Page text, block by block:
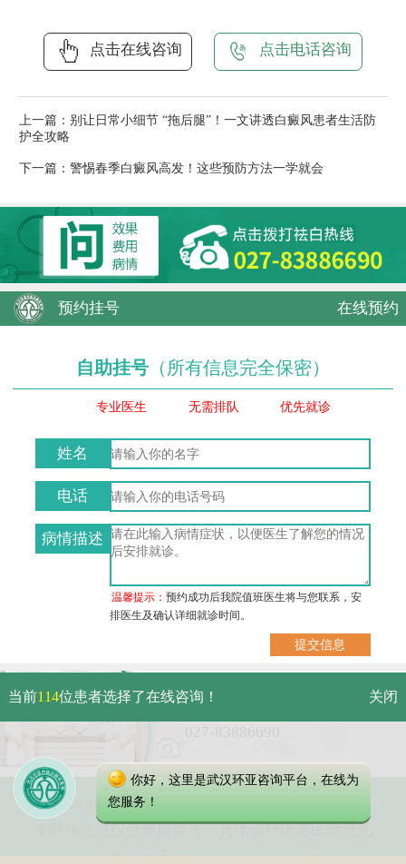
点击在线咨询 点击电话咨询
上一篇： 别让日常小细节 “拖后腿”！一文讲透白癜风患者生活防
护全攻略
下一篇： 警惕春季白癜风高发！这些预防方法一学就会
预约挂号 在线预约
自助挂号 （所有信息完全保密）
专业医生 无需排队 优先就诊
姓名
电话
病情描述
温馨提示：预约成功后我院值班医生将与您联系，安
排医生及确认详细就诊时间。
武汉市硚口区解放大道479号
免费电话：
Copyright 2023 武汉环亚中医白癜风医院
本网站信息仅做健康参考，具体诊疗请遵医师意见
当前114位患者选择了在线咨询！ 关闭
你好，这里是武汉环亚咨询平台，在线为
您服务！